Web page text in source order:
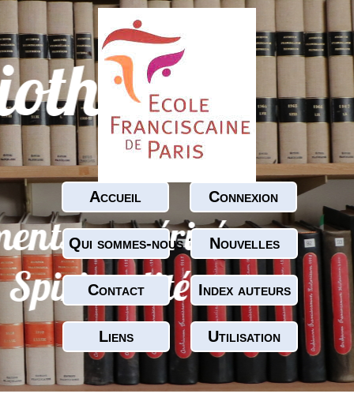
Accueil Connexion
Qui sommes-nous ? Nouvelles
Contact Index auteurs
Liens Utilisation